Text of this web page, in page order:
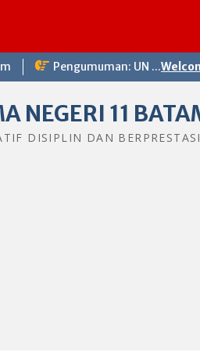
Pengumuman: UN ...
NEGERI 11
DISIPLIN DAN BERPRESTASI